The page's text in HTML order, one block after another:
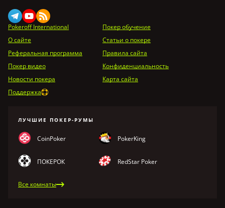
Pokeroff International
Покер обучение
О сайте
Статьи о покере
Реферальная программа
Правила сайта
Покер видео
Конфиденциальность
Новости покера
Карта сайта
Поддержка
ЛУЧШИЕ ПОКЕР-РУМЫ
CoinPoker PokerKing
ПОКЕРОК RedStar Poker
Все комнаты